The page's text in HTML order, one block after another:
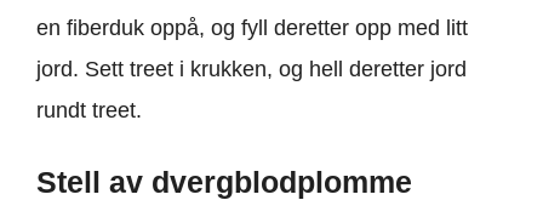
en fiberduk oppå, og fyll deretter opp med litt
jord. Sett treet i krukken, og hell deretter jord
rundt treet.
Stell av dvergblodplomme